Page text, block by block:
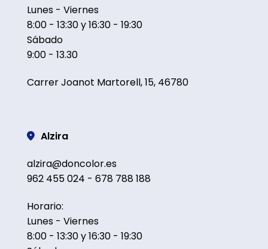
Lunes - Viernes
8:00 - 13:30 y 16:30 - 19:30
Sábado
9:00 - 13.30
Carrer Joanot Martorell, 15, 46780
Alzira
alzira@doncolor.es
962 455 024 - 678 788 188
Horario:
Lunes - Viernes
8:00 - 13:30 y 16:30 - 19:30